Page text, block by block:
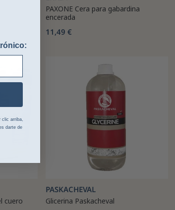
PAXONE Cera para gabardina
encerada
11,49 €
cuero
PASKACHEVAL
Glicerina Paskacheval
clic arriba,
darte de